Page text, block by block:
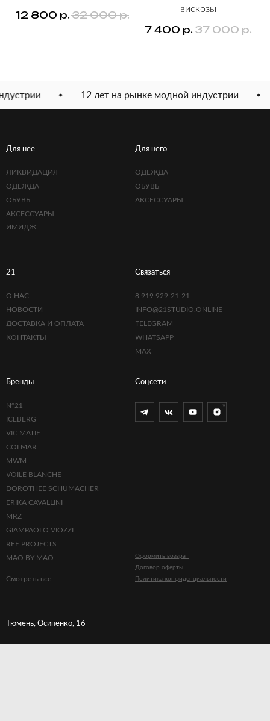
12 800 р.32 000 р.
вискозы
7 400 р.37 000 р.
12 лет на рынке модной индустрии
Политика конфиденциальности
Договор оферты
Оформить возврат
Связаться
8 919 929-21-21
INFO@21STUDIO.ONLINE
TELEGRAM
WHATSAPP
MAX
КОНТАКТЫ
ДОСТАВКА И ОПЛАТА
НОВОСТИ
О НАС
21
АКСЕССУАРЫ
ОБУВЬ
ОДЕЖДА
Для него
Смотреть все
MAO BY MAO
REE PROJECTS
MRZ
GIAMPAOLO VIOZZI
ERIKA CAVALLINI
DOROTHEE SCHUMACHER
VOILE BLANCHE
N°21
ICEBERG
VIC MATIE
COLMAR
MWM
Тюмень, Осипенко, 16
Соцсети
Бренды
Для нее
ЛИКВИДАЦИЯ
ОДЕЖДА
ОБУВЬ
АКСЕССУАРЫ
ИМИДЖ